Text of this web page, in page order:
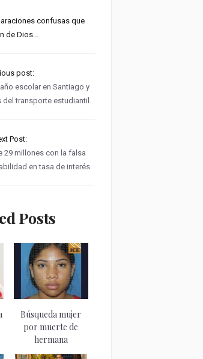
confusas que
de Dios...
post:
escolar en Santiago y
del transporte estudiantil.
Post:
29 millones con la falsa
en tasa de interés.
Posts
Búsqueda mujer
por muerte de
hermana
adolescente en...